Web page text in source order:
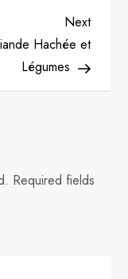
Next
Post
Next
Hachée et
Légumes
Required fields